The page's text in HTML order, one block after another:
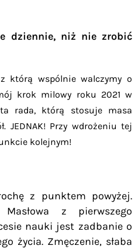
dziennie, niż nie zrobić
którą wspólnie walczymy o
krok milowy roku 2021 w
rada, którą stosuje masa
JEDNAK! Przy wdrożeniu tej
kolejnym!
z punktem powyżej.
z pierwszego
nauki jest zadbanie o
życia. Zmęczenie, słaba